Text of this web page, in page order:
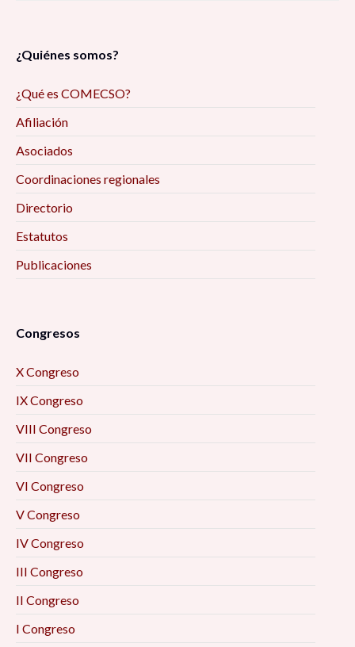
¿Quiénes somos?
¿Qué es COMECSO?
Afiliación
Asociados
Coordinaciones regionales
Directorio
Estatutos
Publicaciones
Congresos
X Congreso
IX Congreso
VIII Congreso
VII Congreso
VI Congreso
V Congreso
IV Congreso
III Congreso
II Congreso
I Congreso